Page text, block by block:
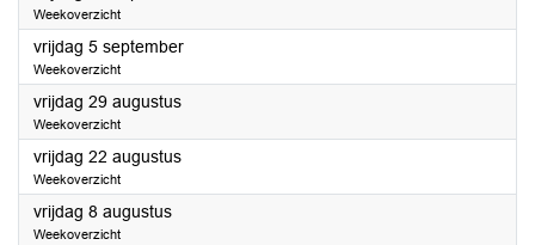
Weekoverzicht
vrijdag 5 september2025
Weekoverzicht
vrijdag 29 augustus2025
Weekoverzicht
vrijdag 22 augustus2025
Weekoverzicht
vrijdag 8 augustus2025
Weekoverzicht